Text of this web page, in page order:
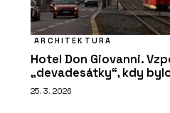
ARCHITEKTURA
Hotel Don Giovanni.
„devadesátky“, kdy
25. 3. 2026